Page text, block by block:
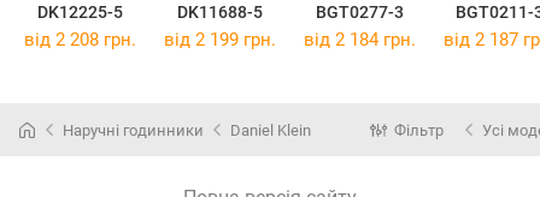
DK12225-5
DK11688-5
BGT0277-3
BGT0211-
від 2 208 грн. від 2 199 грн. від 2 184 грн. від 2 187
Наручні годинники Daniel Klein Фільтр Усі